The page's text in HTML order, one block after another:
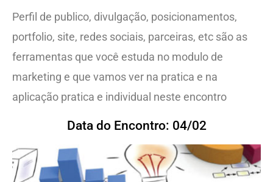
Perfil de publico, divulgação, posicionamentos,
portfolio, site, redes sociais, parceiras, etc são as
ferramentas que você estuda no modulo de
marketing e que vamos ver na pratica e na
aplicação pratica e individual neste encontro
Data do Encontro: 04/02